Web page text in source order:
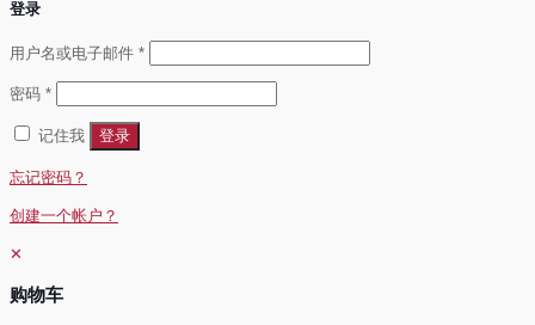
登录
用户名或电子邮件 *必
密码 *必
记住我
登录
忘记密码？
创建一个帐户？
✕
购物车